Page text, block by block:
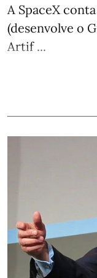
A SpaceX
(desenvolve o
Artif ...